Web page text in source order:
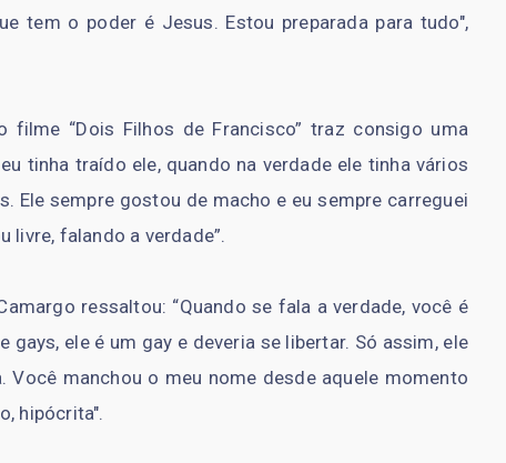
tem o poder é Jesus. Estou preparada para tudo",
“Dois Filhos de Francisco” traz consigo uma
tinha traído ele, quando na verdade ele tinha vários
Ele sempre gostou de macho e eu sempre carreguei
livre, falando a verdade”.
ressaltou: “Quando se fala a verdade, você é
ele é um gay e deveria se libertar. Só assim, ele
Você manchou o meu nome desde aquele momento
hipócrita".